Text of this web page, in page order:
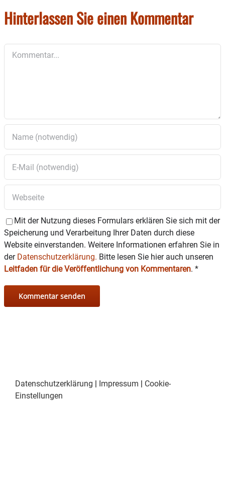
Hinterlassen Sie einen Kommentar
Mit der Nutzung dieses Formulars erklären Sie sich mit der
Speicherung und Verarbeitung Ihrer Daten durch diese
Website einverstanden. Weitere Informationen erfahren Sie in
der Datenschutzerklärung. Bitte lesen Sie hier auch unseren
Leitfaden für die Veröffentlichung von Kommentaren. *
Datenschutzerklärung Impressum
Cookie-
Einstellungen